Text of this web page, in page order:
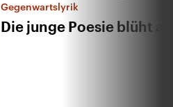
Gegenwartslyrik
Die junge Poesie blüht